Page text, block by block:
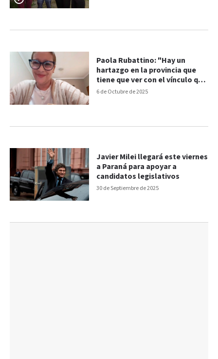
6 de Octubre de 2025
Paola Rubattino: "Hay un
hartazgo en la provincia que
tiene que ver con el vínculo que
hay entre Milei y el actual
30 de Septiembre de 2025
Javier Milei llegará este viernes
a Paraná para apoyar a
candidatos legislativos